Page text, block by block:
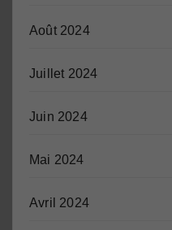
Août 2024
Juillet 2024
Juin 2024
Mai 2024
Avril 2024